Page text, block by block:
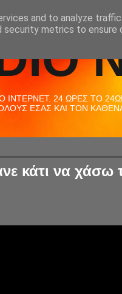
24 ΩΡΕΣ ΤΟ
ΕΣΑΣ ΚΑΙ ΤΟΝ ΚΑΘΕΝΑ
κάτι να χάσω
and to analyze
metrics to